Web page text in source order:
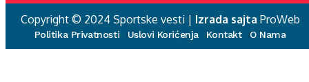
Copyright © 2024 Sportske vesti | Izrada sajta ProWeb
Politika Privatnosti Uslovi Korićenja Kontakt O Nama